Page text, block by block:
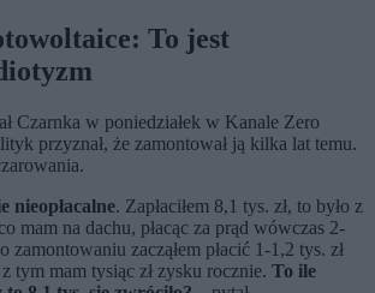
To jest
Czarnka w poniedziałek w Kanale Zero
przyznał, że zamontował ją kilka lat temu.
nieopłacalne. Zapłaciłem 8,1 tys. zł, to było z
mam na dachu, płacąc za prąd wówczas 2-
zamontowaniu zacząłem płacić 1-1,2 tys. zł
tym mam tysiąc zł zysku rocznie. To ile